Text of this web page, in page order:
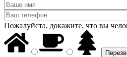
Пожалуйста, докажите, что вы